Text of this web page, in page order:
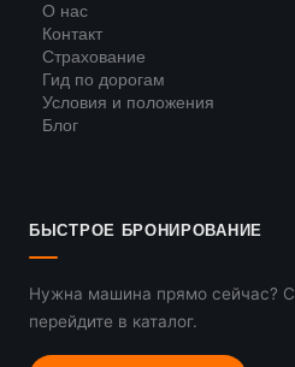
О нас
Контакт
Страхование
Гид по дорогам
Условия и положения
Блог
БЫСТРОЕ БРОНИРОВАНИЕ
Нужна машина прямо сейчас?
перейдите в каталог.